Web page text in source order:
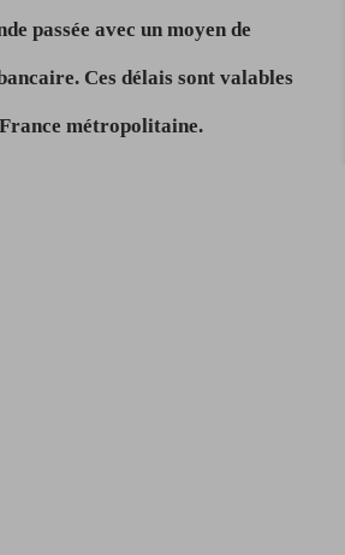
passée avec un moyen de
Ces délais sont valables
métropolitaine.